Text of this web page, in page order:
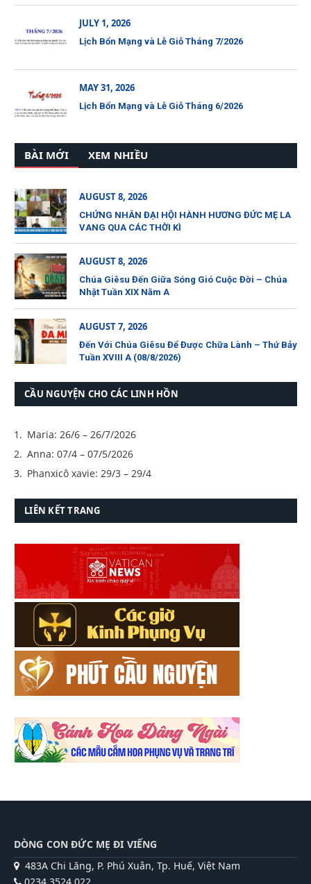
JULY 1, 2026
Lịch Bổn Mạng và Lễ Giỗ Tháng 7/2026
MAY 31, 2026
Lịch Bổn Mạng và Lễ Giỗ Tháng 6/2026
BÀI MỚI XEM NHIỀU
AUGUST 8, 2026
CHỨNG NHÂN ĐẠI HỘI HÀNH HƯƠNG ĐỨC MẸ LA
VANG QUA CÁC THỜI KÌ
AUGUST 8, 2026
Chúa Giêsu Đến Giữa Sóng Gió Cuộc Đời – Chúa
Nhật Tuần XIX Năm A
AUGUST 7, 2026
Đến Với Chúa Giêsu Để Được Chữa Lành – Thứ Bảy
Tuần XVIII A (08/8/2026)
CẦU NGUYỆN CHO CÁC LINH HỒN
Maria: 26/6 – 26/7/2026
Anna: 07/4 – 07/5/2026
Phanxicô xavie: 29/3 – 29/4
LIÊN KẾT TRANG
DÒNG CON ĐỨC MẸ ĐI VIẾNG
483A Chi Lăng, P. Phú Xuân, Tp. Huế, Việt Nam